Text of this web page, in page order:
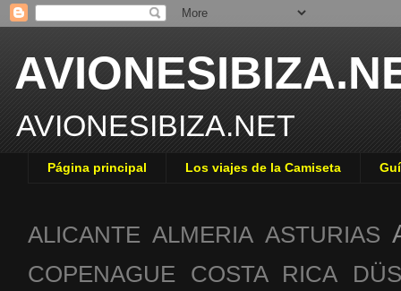
AVIONESIBIZA.NET
Página principal Los viajes de la Camiseta
ALICANTE ALMERIA ASTURIAS
COPENAGUE COSTA RICA